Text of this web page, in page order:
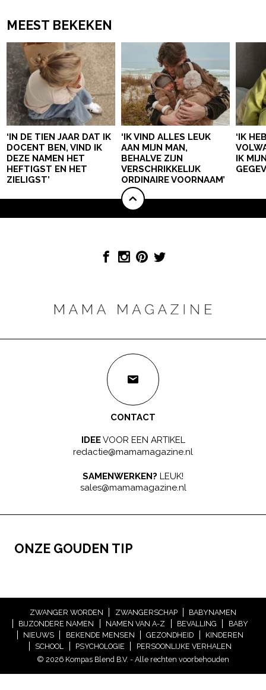
MEEST BEKEKEN
‘IN DE TIEN JAAR DAT IK
DOCENT BEN, VIND IK
DEZE NAMEN HET
HEFTIGST EN HET
ZIELIGST’
‘IK VIND ALLES LEUK
AAN MIJN MAN,
BEHALVE ZIJN
VERSCHRIKKELIJK
ORDINAIRE VOORNAAM’
‘IK
IK
CONTACT
IDEEVOOR EEN ARTIKEL
redactie@mamamagazine.nl
SAMENWERKEN? LEUK!
sales@mamamagazine.nl
ONZE GOUDEN TIP
ZWANGER WORDEN ZWANGERSCHAP
BABYNAMEN
BIJZONDERE NAMEN
NAMEN VAN A-Z BEVALLING
BABY
NIEUWS
BEKENDE MENSEN GEZONDHEID
KINDEREN
SCHOOL
PSYCHOLOGIE
PERSOONLIJKE VERHALEN
© 2026 Kompas Blend B.V. - Alle rechten voorbehouden